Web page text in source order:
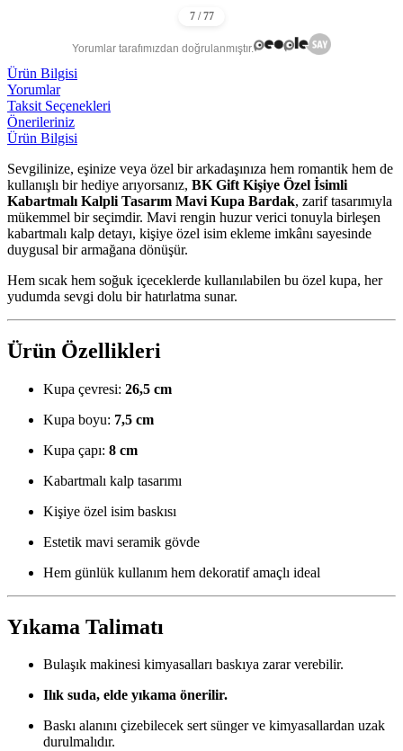
Yorumlar tarafımızdan doğrulanmıştır.
Ürün Bilgisi
Yorumlar
Taksit Seçenekleri
Önerileriniz
Ürün Bilgisi
Sevgilinize, eşinize veya özel bir arkadaşınıza hem romantik hem de
kullanışlı bir hediye arıyorsanız, BK Gift Kişiye Özel İsimli
Kabartmalı Kalpli Tasarım Mavi Kupa Bardak, zarif tasarımıyla
mükemmel bir seçimdir. Mavi rengin huzur verici tonuyla birleşen
kabartmalı kalp detayı, kişiye özel isim ekleme imkânı sayesinde
duygusal bir armağana dönüşür.
Hem sıcak hem soğuk içeceklerde kullanılabilen bu özel kupa, her
yudumda sevgi dolu bir hatırlatma sunar.
Ürün Özellikleri
Kupa çevresi: 26,5 cm
Kupa boyu: 7,5 cm
Kupa çapı: 8 cm
Kabartmalı kalp tasarımı
Kişiye özel isim baskısı
Estetik mavi seramik gövde
Hem günlük kullanım hem dekoratif amaçlı ideal
Yıkama Talimatı
Bulaşık makinesi kimyasalları baskıya zarar verebilir.
Ilık suda, elde yıkama önerilir.
Baskı alanını çizebilecek sert sünger ve kimyasallardan uzak
durulmalıdır.